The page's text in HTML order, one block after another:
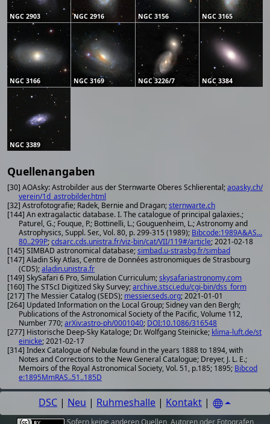
NGC 2903 NGC 2916 NGC 3156 NGC 3165
NGC 3166 NGC 3169 NGC 3226/7 NGC 3384
NGC 3389
Quellenangaben
[30] AOAsky: Astrobilder aus der Sternwarte Oberes Schlierental;aoasky.ch/
verein/1d_astrobilder.html
[32] Astrofotografie; Radek, Bernie and Dragan;sternwarte.ch
[144] An extragalactic database. I. The catalogue of principal galaxies.;
Paturel, G.; Fouque, P.; Bottinelli, L.; Gouguenheim, L.; Astronomy and
Astrophysics, Suppl. Ser., Vol. 80, p. 299-315 (1989); Bibcode:1989A&AS...
80..299P;cdsarc.cds.unistra.fr/viz-bin/cat/VII/119#/article; 2021-02-18
[145] SIMBAD astronomical database;simbad.u-strasbg.fr/simbad
[147] Aladin Sky Atlas, Centre de Données astronomiques de Strasbourg
(CDS);aladin.unistra.fr
[149] SkySafari 6 Pro, Simulation Curriculum;skysafariastronomy.com
[160] The STScI Digitized Sky Survey;archive.stsci.edu/cgi-bin/dss_form
[217] The Messier Catalog (SEDS); messier.seds.org; 2021-01-01
[264] Updated Information on the Local Group; Sidney van den Bergh;
Publications of the Astronomical Society of the Pacific, Volume 112,
Number 770;arXiv:astro-ph/0001040; DOI:10.1086/316548
[277] Historische Deep-Sky Kataloge; Dr. Wolfgang Steinicke; klima-luft.de/st
einicke; 2021-02-17
[314] Index Catalogue of Nebulæ found in the years 1888 to 1894, with
Notes and Corrections to the New General Catalogue; Dreyer, J. L. E.;
Memoirs of the Royal Astronomical Society, Vol. 51, p.185; 1895; Bibcod
e:1895MmRAS..51..185D
DSC | Neu | Ruhmeshalle | Kontakt |
Sofern keine anderenQuellen, Autoren oder Fotografen